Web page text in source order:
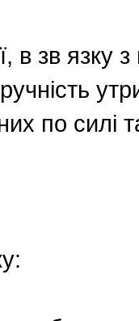
в зв язку
по силі